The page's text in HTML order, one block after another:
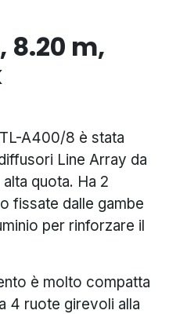
8.20 m,
A400/8 è stata
Line Array da
quota. Ha 2
fissate dalle gambe
per rinforzare il
è molto compatta
4 ruote girevoli alla